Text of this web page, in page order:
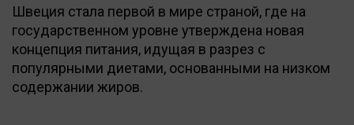
Швеция стала первой в мире страной, где на
государственном уровне утверждена новая
концепция питания, идущая в разрез с
популярными диетами, основанными на низком
содержании жиров.